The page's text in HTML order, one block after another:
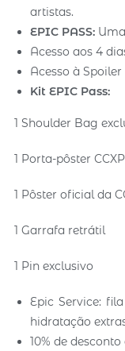
artistas.
EPIC PASS:
Acesso aos 4
Acesso à
Kit EPIC Pass:
1 Shoulder Bag
1 Porta-pôster CCXP
1 Pôster oficial da
1 Garrafa retrátil
1 Pin exclusivo
Epic Service:
hidratação
10% de